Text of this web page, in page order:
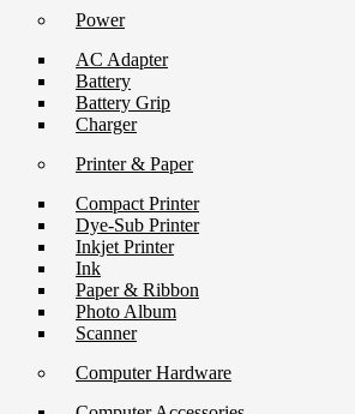
Power
AC Adapter
Battery
Battery Grip
Charger
Printer & Paper
Compact Printer
Dye-Sub Printer
Inkjet Printer
Ink
Paper & Ribbon
Photo Album
Scanner
Computer Hardware